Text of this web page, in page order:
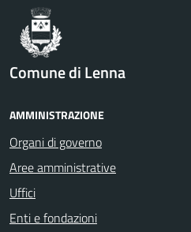
Comune di Lenna
AMMINISTRAZIONE
Organi di governo
Aree amministrative
Uffici
Enti e fondazioni